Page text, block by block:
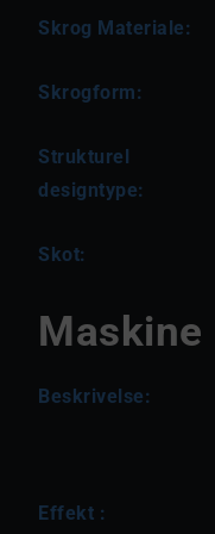
Skrog Materiale:
Skrogform:
Strukturel
designtype:
Skot:
Maskine
Beskrivelse:
Effekt :